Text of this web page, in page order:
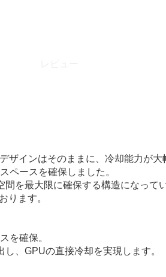
インはそのままに、冷却能力が大
ペースを確保しました。
を最大限に確保する構造になってい
ります。
を確保。
、GPUの直接冷却を実現します。